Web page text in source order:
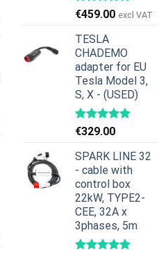
€459.00 excl VAT
TESLA
CHADEMO
adapter for EU
Tesla Model 3,
S, X - (USED)
€329.00
SPARK LINE 32
- cable with
control box
22kW, TYPE2-
CEE, 32A x
3phases, 5m